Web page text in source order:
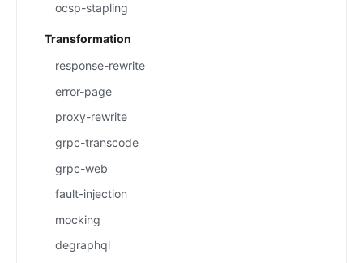
ocsp-stapling
Transformation
response-rewrite
error-page
proxy-rewrite
grpc-transcode
grpc-web
fault-injection
mocking
degraphql